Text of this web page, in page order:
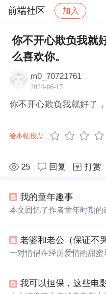
前端社区 加入
社区 前端社区 感
你不开心欺负我就
么喜欢你。
m0_70721761
2024-06-17
你不开心欺负我就好了
给本帖投票
25 回复 打赏
我的童年趣事
本文回忆了作者童年时期
记忆。
老婆和老公（保证不
一对情侣在经历爱情的甜
期，十年后彻底忘记彼此